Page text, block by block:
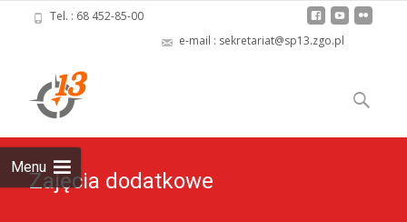
Tel. : 68 452-85-00
e-mail : sekretariat@sp13.zgo.pl
Menu
to
content
Szukaj:
Zajęcia dodatkowe